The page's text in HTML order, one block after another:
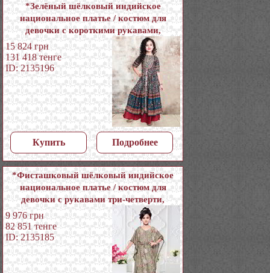
*Зелёный шёлковый индийское
национальное платье / костюм для
девочки с короткими рукавами,
украшенный печатным рисунком,
вышивкой с аппликацией с пайетками
15 824 грн
131 418 тенге
ID: 2135196
Купить Подробнее
*Фисташковый шёлковый индийское
национальное платье / костюм для
девочки с рукавами три-четверти,
украшенный печатным рисунком с
кусочками зеркалец
9 976 грн
82 851 тенге
ID: 2135185